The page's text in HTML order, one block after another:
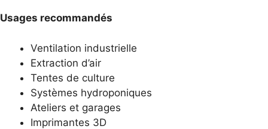
Usages recommandés
Ventilation industrielle
Extraction d’air
Tentes de culture
Systèmes hydroponiques
Ateliers et garages
Imprimantes 3D